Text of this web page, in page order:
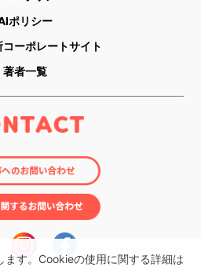
す。Cookieの使用に関する詳細は
ポリシー
ーポレートサイト
著者一覧